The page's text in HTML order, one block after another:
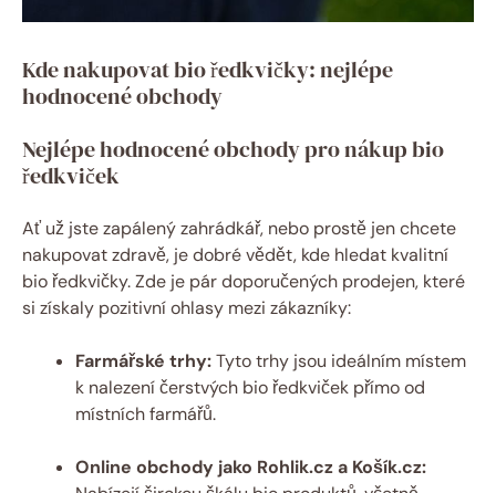
Kde nakupovat bio ředkvičky: nejlépe
hodnocené obchody
Nejlépe hodnocené obchody pro nákup bio
ředkviček
Ať už jste zapálený zahrádkář, nebo prostě jen chcete
nakupovat zdravě, je dobré vědět, kde hledat kvalitní
bio ředkvičky. Zde je pár doporučených prodejen, které
si získaly pozitivní ohlasy mezi zákazníky:
Farmářské trhy:Tyto trhy jsou ideálním místem
k nalezení čerstvých bio ředkviček přímo od
místních farmářů.
Online obchody jako Rohlik.cz a Košík.cz: